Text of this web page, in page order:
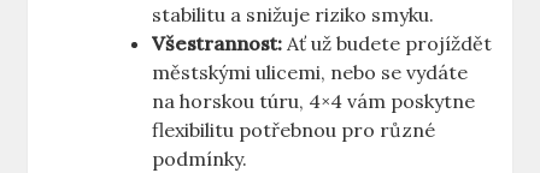
stabilitu a snižuje riziko smyku.
Všestrannost: Ať už budete projíždět
městskými ulicemi, nebo se vydáte
na horskou túru, 4×4 vám poskytne
flexibilitu potřebnou pro různé
podmínky.